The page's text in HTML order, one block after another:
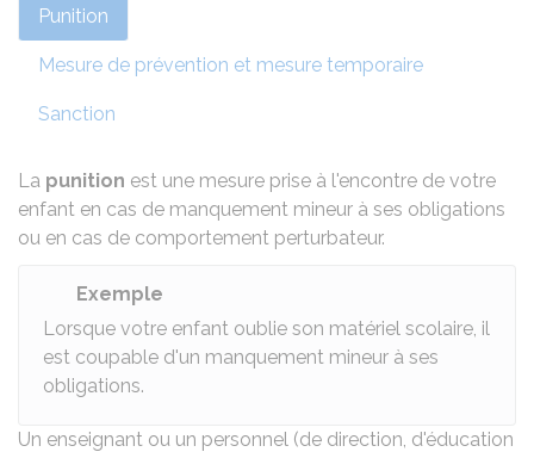
Punition
Mesure de prévention et mesure temporaire
Sanction
La punition est une mesure prise à l'encontre de votre
enfant en cas de manquement mineur à ses obligations
ou en cas de comportement perturbateur.
Exemple
Lorsque votre enfant oublie son matériel scolaire, il
est coupable d'un manquement mineur à ses
obligations.
Un enseignant ou un personnel (de direction, d'éducation